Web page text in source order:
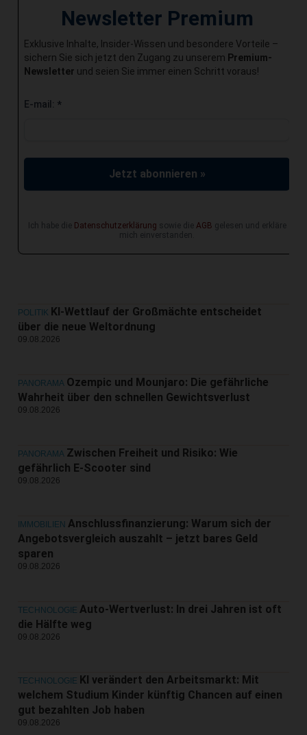
Newsletter Premium
Exklusive Inhalte, Insider-Wissen und besondere Vorteile –
sichern Sie sich jetzt den Zugang zu unserem Premium-
Newsletter und seien Sie immer einen Schritt voraus!
E-mail: *
Jetzt abonnieren »
Ich habe die Datenschutzerklärung sowie die AGB gelesen und erkläre
mich einverstanden.
POLITIK KI-Wettlauf der Großmächte entscheidet
über die neue Weltordnung
09.08.2026
PANORAMA Ozempic und Mounjaro: Die gefährliche
Wahrheit über den schnellen Gewichtsverlust
09.08.2026
PANORAMA Zwischen Freiheit und Risiko: Wie
gefährlich E-Scooter sind
09.08.2026
IMMOBILIEN Anschlussfinanzierung: Warum sich der
Angebotsvergleich auszahlt – jetzt bares Geld
sparen
09.08.2026
TECHNOLOGIE Auto-Wertverlust: In drei Jahren ist oft
die Hälfte weg
09.08.2026
TECHNOLOGIE KI verändert den Arbeitsmarkt: Mit
welchem Studium Kinder künftig Chancen auf einen
gut bezahlten Job haben
09.08.2026